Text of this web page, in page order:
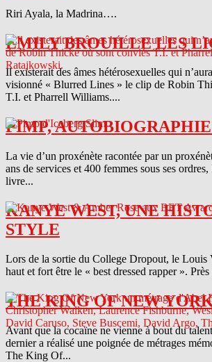
Riri Ayala, la Madrina….
EMILY BROUILLE LES
Il existerait des âmes hétérosexuelles qui
visionné « Blurred Lines » le clip de Robin
T.I. et Pharrell Williams....
PIMP,
La vie d’un proxénète racontée par un
ans de services et 400 femmes sous ses
livre...
KANYE WEST, UNE
STYLE
Lors de la sortie du College Dropout, le
haut et fort être le « best dressed rapper ».
THE KING OF NEW
Avant que la cocaïne ne vienne à bout du
dernier a réalisé une poignée de métrages
The King Of...